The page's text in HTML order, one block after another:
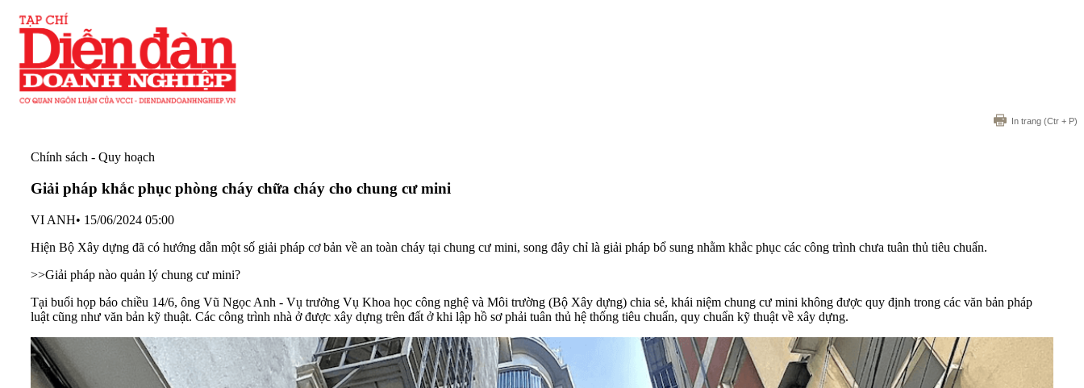
In trang (Ctr + P)
Chính sách - Quy hoạch
Giải pháp khắc phục phòng cháy chữa cháy cho chung cư mini
VI ANH• 15/06/2024 05:00
Hiện Bộ Xây dựng đã có hướng dẫn một số giải pháp cơ bản về an toàn cháy tại chung cư mini, song đây chỉ là giải pháp bổ sung nhằm khắc phục các công trình chưa tuân thủ tiêu chuẩn.
>>Giải pháp nào quản lý chung cư mini?
Tại buổi họp báo chiều 14/6, ông Vũ Ngọc Anh - Vụ trưởng Vụ Khoa học công nghệ và Môi trường (Bộ Xây dựng) chia sẻ, khái niệm chung cư mini không được quy định trong các văn bản pháp
luật cũng như văn bản kỹ thuật. Các công trình nhà ở được xây dựng trên đất ở khi lập hồ sơ phải tuân thủ hệ thống tiêu chuẩn, quy chuẩn kỹ thuật về xây dựng.